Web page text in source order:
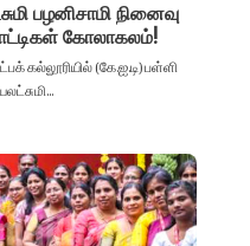
பழனிசாமி நினைவு
கோலாகலம்!
கல்லூரியில் (கே.ஐ.டி) பள்ளி